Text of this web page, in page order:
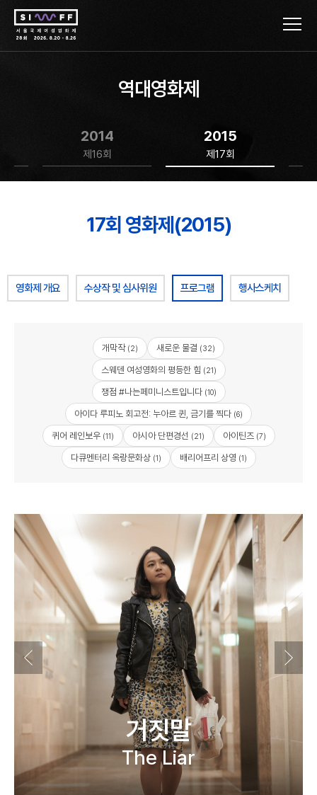
역대영화제
2014
제16회
2015
제17회
17회 영화제(2015)
영화제 개요 수상작 및 심사위원 프로그램 행사스케치
개막작(2) 새로운 물결 (32)
스웨덴 여성영화의 평등한 힘 (21)
쟁점 #나는페미니스트입니다(10)
아이다 루피노 회고전: 누아르 퀸, 금기를 찍다 (6)
퀴어 레인보우(11) 아시아 단편경선 (21) 아이틴즈(7)
다큐멘터리 옥랑문화상(1) 배리어프리 상영 (1)
거짓말
The Liar